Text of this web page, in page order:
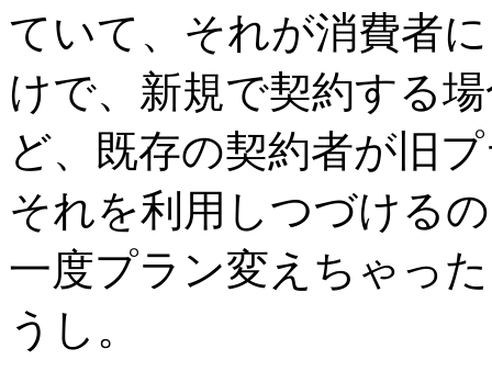
ていて、それが消費者
けで、新規で契約する
ど、既存の契約者が旧
それを利用しつづける
一度プラン変えちゃっ
うし。